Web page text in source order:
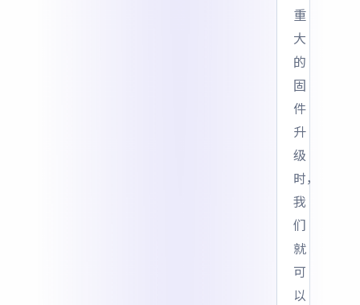
重
大
的
固
件
升
级
时，
我
们
就
可
以